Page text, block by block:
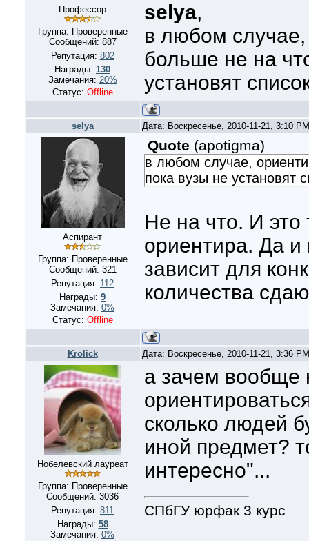
Профессор
Группа: Проверенные
Сообщений: 887
Репутация: 802
Награды: 130
Замечания: 20%
Статус: Offline
selya,
в любом случае,
больше не на
установят
selya Дата: Воскресенье, 2010-11-21, 3:10
Аспирант
Группа: Проверенные
Сообщений: 321
Репутация: 112
Награды: 9
Замечания: 0%
Статус: Offline
Quote (apotigma)
в любом случае,
пока вузы не установят
Не на что. И это
ориентира. Да и
зависит для
количества
Krolick Дата: Воскресенье, 2010-11-21, 3:36
Нобелевский лауреат
Группа: Проверенные
Сообщений: 3036
Репутация: 811
Награды: 58
Замечания: 0%
а зачем вообще
сколько людей
иной предмет?
интересно"...
СПбГУ юрфак 3 курс